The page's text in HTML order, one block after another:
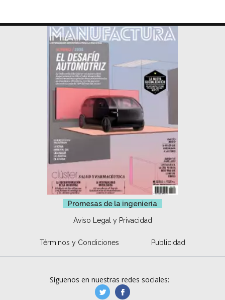
Promesas de la ingeniería
Aviso Legal y Privacidad
Términos y Condiciones Publicidad
Síguenos en nuestras redes sociales:
manufacturaGE